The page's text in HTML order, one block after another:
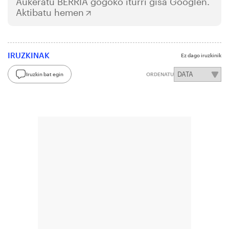
Aktibatu hemen
IRUZKINAK Ez dago iruzkinik
Iruzkin bat egin ORDENATU